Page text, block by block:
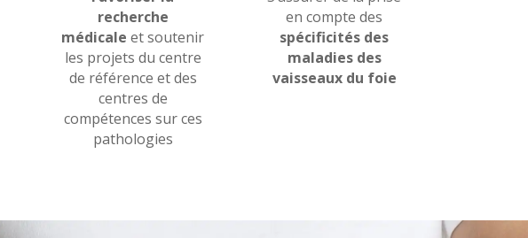
recherche
médicale et soutenir
les projets du centre
de référence et des
centres de
compétences sur ces
pathologies
en compte des
spécificités des
maladies des
vaisseaux du foie